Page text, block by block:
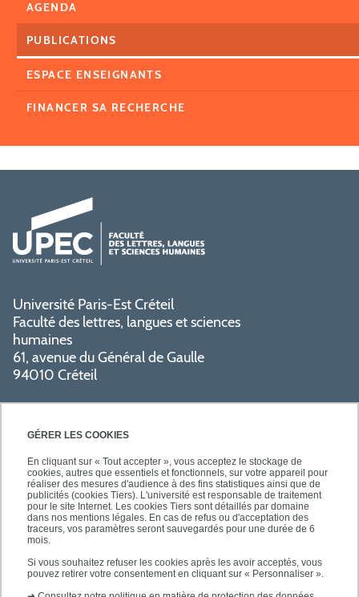
GÉRER LES COOKIES
En cliquant sur « Tout accepter », vous acceptez le stockage de
cookies, autres que essentiels et fonctionnels, sur votre appareil pour
réaliser des mesures d'audience à des fins statistiques ainsi que de
publicités (cookies Tiers). L'université est responsable de traitement
pour le site Internet. Les cookies Tiers sont détaillés par domaine
dans nos mentions légales. En cas de refus ou d'acceptation des
traceurs, vos paramètres seront sauvegardés pour une durée de 6
mois.
Si vous souhaitez refuser les cookies après les avoir acceptés, vous
pouvez retirer votre consentement en cliquant sur « Personnaliser ».
AGENDA
PUBLICATIONS
ESPACE ENSEIGNANTS
FINANCER SA RECHERCHE
Université Paris-Est Créteil
Faculté des lettres, langues et sciences
humaines
61, avenue du Général de Gaulle
94010 Créteil
PRATIQUE
NOS FORMATIONS